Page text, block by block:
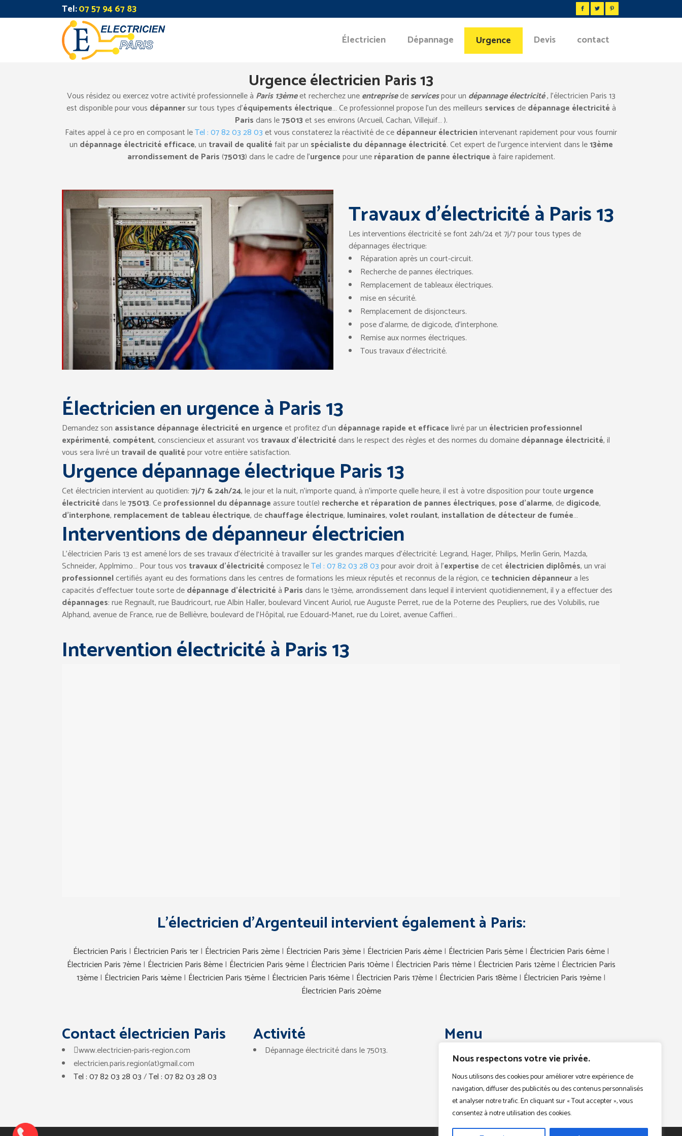
Nous respectons votre vie privée.
Nous utilisons des cookies pour améliorer votre expérience de
navigation, diffuser des publicités ou des contenus personnalisés
et analyser notre trafic. En cliquant sur « Tout accepter », vous
consentez à notre utilisation des cookies.
Tel:07 57 94 67 83
Électricien Dépannage Urgence Devis contact
Urgence électricien Paris 13
Vous résidez ou exercez votre activité professionnelle à Paris 13èmeet recherchez uneentreprisedeservicespour un dépannage électricité, l’électricien Paris 13
est disponible pour vous dépannersur tous types d’équipements électrique… Ce professionnel propose l’un des meilleurs servicesdedépannage électricitéà
Parisdans le75013et ses environs (Arcueil, Cachan, Villejuif… ).
Faites appel à ce pro en composant leTel : 07 82 03 28 03et vous constaterez la réactivité de cedépanneur électricienintervenant rapidement pour vous fournir
un dépannage électricité efficace, un travail de qualitéfait par un spécialiste du dépannage électricité. Cet expert de l’urgence intervient dans le13ème
arrondissement de Paris(75013) dans le cadre de l’urgencepour uneréparation de panne électriqueà faire rapidement.
Travaux d’électricité à Paris 13
Les interventions électricité se font 24h/24 et 7j/7 pour tous types de
dépannages électrique:
Réparation après un court-circuit.
Recherche de pannes électriques.
Remplacement de tableaux électriques.
mise en sécurité.
Remplacement de disjoncteurs.
pose d’alarme, de digicode, d’interphone.
Remise aux normes électriques.
Tous travaux d’électricité.
Électricien en urgence à Paris 13
Demandez son assistance dépannage électricité en urgenceet profitez d’un dépannage rapide et efficacelivré par un électricien professionnel
expérimenté, compétent, consciencieux et assurant vos travaux d’électricitédans le respect des règles et des normes du domainedépannage électricité, il
vous sera livré un travail de qualitépour votre entière satisfaction.
Urgence dépannage électrique Paris 13
Cet électricien intervient au quotidien:7j/7 & 24h/24, le jour et la nuit, n’importe quand, à n’importe quelle heure, il est à votre disposition pour touteurgence
électricitédans le75013. Ceprofessionnel du dépannageassure tout(e) recherche et réparation de pannes électriques, pose d’alarme, dedigicode,
d’interphone, remplacement de tableau électrique, dechauffage électrique, luminaires,volet roulant, installation de détecteur de fumée…
Interventions de dépanneur électricien
L’électricien Paris 13 est amené lors de ses travaux d’électricité à travailler sur les grandes marques d’électricité: Legrand, Hager, Philips, Merlin Gerin, Mazda,
Schneider, Applmimo… Pour tous vos travaux d’électricitécomposez leTel : 07 82 03 28 03pour avoir droit à l’expertisede cet électricien diplômés, un vrai
professionnelcertifiés ayant eu des formations dans les centres de formations les mieux réputés et reconnus de la région, cetechnicien dépanneura les
capacités d’effectuer toute sorte dedépannage d’électricitéà Parisdans le 13ème, arrondissement dans lequel il intervient quotidiennement, il y a effectuer des
dépannages: rue Regnault, rue Baudricourt, rue Albin Haller, boulevard Vincent Auriol, rue Auguste Perret, rue de la Poterne des Peupliers, rue des Volubilis, rue
Alphand, avenue de France, rue de Bellièvre, boulevard de l’Hôpital, rue Edouard-Manet, rue du Loiret, avenue Caffieri…
Intervention électricité à Paris 13
L’électricien d’Argenteuil intervient également à Paris:
Électricien Paris | Électricien Paris 1er| Électricien Paris 2ème| Électricien Paris 3ème| Électricien Paris 4ème| Électricien Paris 5ème| Électricien Paris 6ème|
Électricien Paris 7ème| Électricien Paris 8ème| Électricien Paris 9ème| Électricien Paris 10ème| Électricien Paris 11ème| Électricien Paris 12ème| Électricien Paris
13ème| Électricien Paris 14ème| Électricien Paris 15ème| Électricien Paris 16ème| Électricien Paris 17ème| Électricien Paris 18ème| Électricien Paris 19ème|
Électricien Paris 20ème
Contact électricien Paris
www.electricien-paris-region.com
electricien.paris.region(at)gmail.com
Tel : 07 82 03 28 03/Tel : 07 82 03 28 03
Activité
Dépannage électricité dans le 75013.
Menu
Dépannage
Urgence
Devis
Contact